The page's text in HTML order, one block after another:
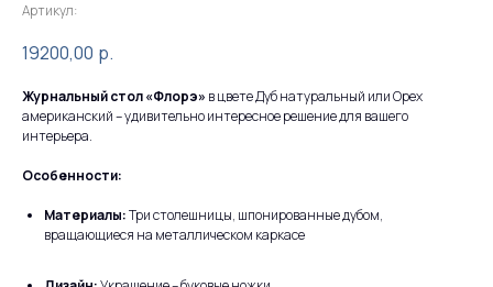
Артикул:
19200,00 р.
Журнальный стол «Флорэ» в цвете Дуб натуральный или Орех
американский – удивительно интересное решение для вашего
интерьера.
Особенности:
Материалы:Три столешницы, шпонированные дубом,
вращающиеся на металлическом каркасе